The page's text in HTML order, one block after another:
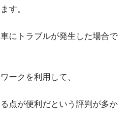
す。
にトラブルが発生した場合で
ークを利用して、
点が便利だという評判が多か